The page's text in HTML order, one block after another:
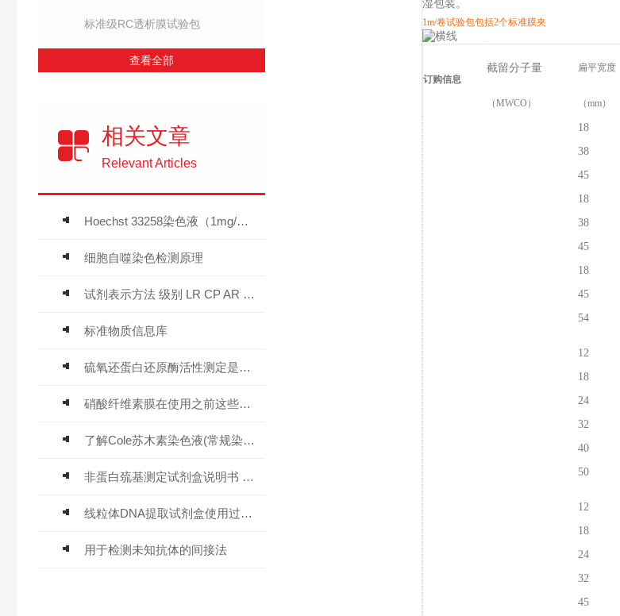
标准级RC透析膜试验包
查看全部
相关文章
Relevant Articles
Hoechst 33258染色液（1mg/mL）介绍和注意事项
细胞自噬染色检测原理
试剂表示方法 级别 LR CP AR GR BR BS PT SP HPLC USP UP UV
标准物质信息库
硫氧还蛋白还原酶活性测定是结合比色法或荧光法实现定量检测的
硝酸纤维素膜在使用之前这些事项要注意了
了解Cole苏木素染色液(常规染色)
非蛋白巯基测定试剂盒说明书 微量法 技术文章
线粒体DNA提取试剂盒使用过程中注意事项
用于检测未知抗体的间接法
湿包装。
1m/卷试验包包括2个标准膜夹
订购信息
截留分子量 扁平宽度
（MWCO） （mm）
18
38
45
18
38
45
18
45
54
12
18
24
32
40
50
12
18
24
32
45